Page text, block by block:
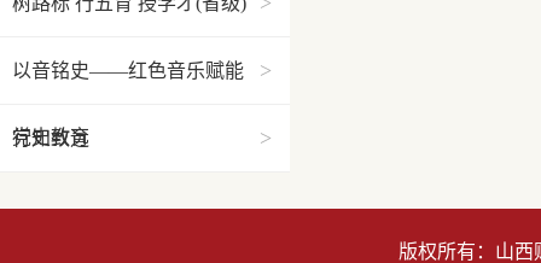
以音铭史——红色音乐赋能
党史教育
>
行知致远 >
版权所有：山